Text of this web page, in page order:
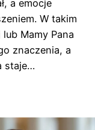
a emocje
W takim
Mamy Pana
znaczenia, a
staje…